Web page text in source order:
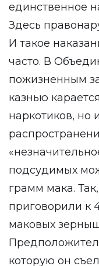
единственное
Здесь
И такое
часто. В
пожизненным
казнью
наркотиков, но
подсудимых
грамм мака.
приговорили к
маковых
которую он